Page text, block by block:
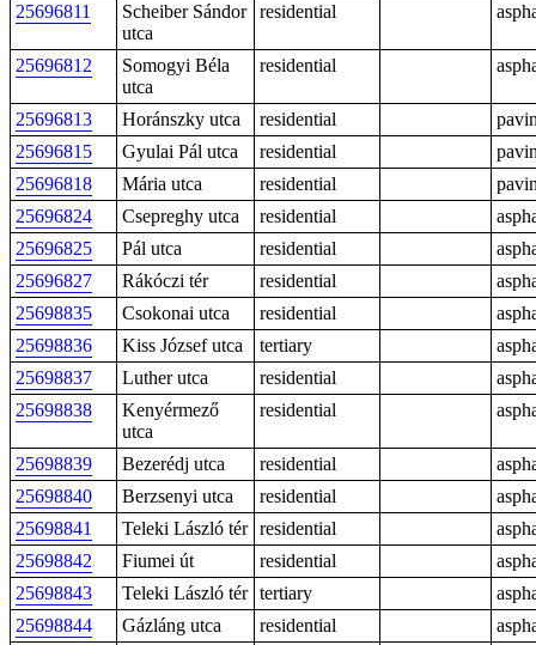
25696811
Scheiber Sándor
utca
residential
25696812
Somogyi Béla
utca
residential
25696813 Horánszky utca residential
25696815
Gyulai Pál utca residential
25696818
Mária utca residential
25696824
Csepreghy utca residential
25696825
Pál utca residential
25696827
Rákóczi tér residential
25698835
Csokonai utca residential
25698836
Kiss József utca tertiary
25698837
Luther utca residential
25698838
Kenyérmező
utca
residential
25698839 Bezerédj utca residential
25698840
Berzsenyi utca residential
25698841
Teleki László tér residential
25698842
Fiumei út residential
25698843
Teleki László tér tertiary
25698844
Gázláng utca residential